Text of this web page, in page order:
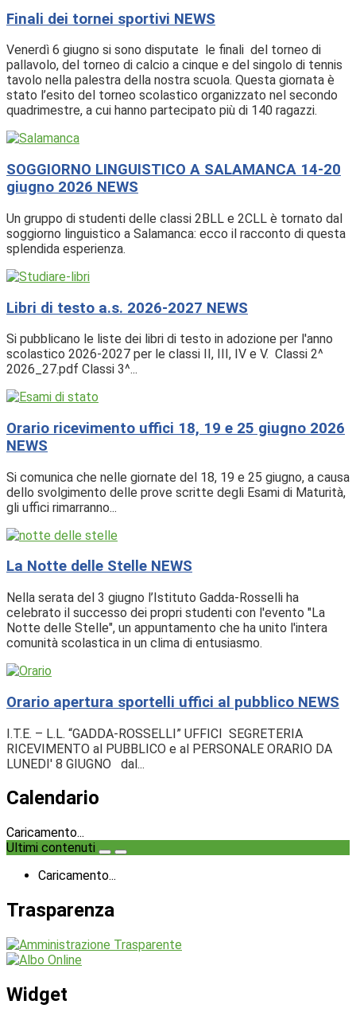
Finali dei tornei sportivi NEWS
Venerdì 6 giugno si sono disputate le finali del torneo di
pallavolo, del torneo di calcio a cinque e del singolo di tennis
tavolo nella palestra della nostra scuola. Questa giornata è
stato l’esito del torneo scolastico organizzato nel secondo
quadrimestre, a cui hanno partecipato più di 140 ragazzi.
SOGGIORNO LINGUISTICO A SALAMANCA 14-20
giugno 2026 NEWS
Un gruppo di studenti delle classi 2BLL e 2CLL è tornato dal
soggiorno linguistico a Salamanca: ecco il racconto di questa
splendida esperienza.
Libri di testo a.s. 2026-2027 NEWS
Si pubblicano le liste dei libri di testo in adozione per l'anno
scolastico 2026-2027 per le classi II, III, IV e V. Classi 2^
2026_27.pdf Classi 3^...
Orario ricevimento uffici 18, 19 e 25 giugno 2026
NEWS
Si comunica che nelle giornate del 18, 19 e 25 giugno, a causa
dello svolgimento delle prove scritte degli Esami di Maturità,
gli uffici rimarranno...
La Notte delle Stelle NEWS
Nella serata del 3 giugno l’Istituto Gadda-Rosselli ha
celebrato il successo dei propri studenti con l'evento "La
Notte delle Stelle", un appuntamento che ha unito l'intera
comunità scolastica in un clima di entusiasmo.
Orario apertura sportelli uffici al pubblico NEWS
I.T.E. – L.L. “GADDA-ROSSELLI” UFFICI SEGRETERIA
RICEVIMENTO al PUBBLICO e al PERSONALE ORARIO DA
LUNEDI' 8 GIUGNO dal...
Calendario
Caricamento...
Ultimi contenuti
Caricamento...
Trasparenza
Widget